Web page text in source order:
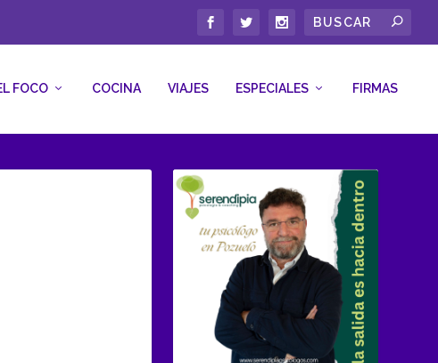
FOCO COCINA VIAJES ESPECIALES FIRMAS